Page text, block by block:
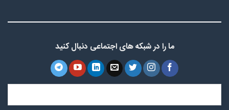
ما را در شبکه های اجتماعی دنبال کنید